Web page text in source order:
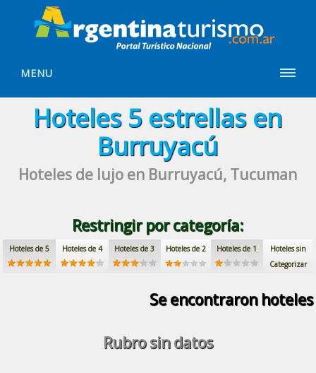
MENU
Hoteles 5 estrellasen
Burruyacú
Hoteles de lujo en Burruyacú, Tucuman
Restringir por categoría:
Hoteles de 5 Hoteles de 4 Hoteles de 3 Hoteles de 2 Hoteles de 1
Hoteles sin
Categorizar
Se encontraron hoteles
Rubro sin datos